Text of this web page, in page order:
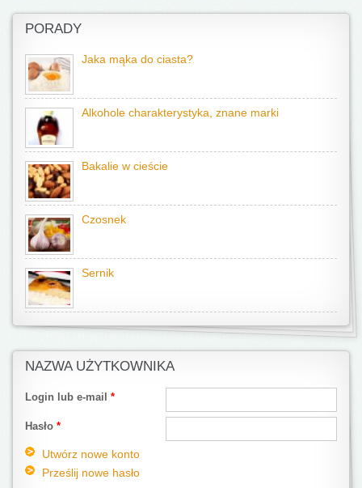
PORADY
Jaka mąka do ciasta?
Alkohole charakterystyka, znane marki
Bakalie w cieście
Czosnek
Sernik
NAZWA UŻYTKOWNIKA
Login lub e-mail *
Hasło *
Utwórz nowe konto
Prześlij nowe hasło